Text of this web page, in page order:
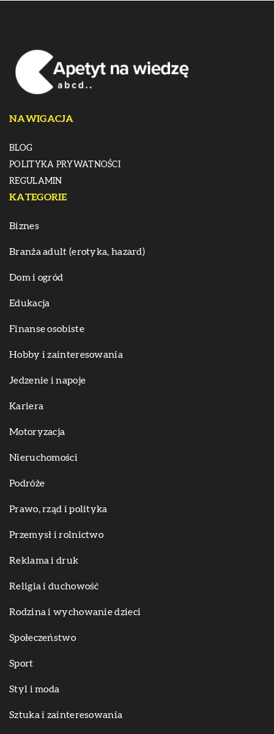
NAWIGACJA
BLOG
POLITYKA PRYWATNOŚCI
REGULAMIN
KATEGORIE
Biznes
Branża adult (erotyka, hazard)
Dom i ogród
Edukacja
Finanse osobiste
Hobby i zainteresowania
Jedzenie i napoje
Kariera
Motoryzacja
Nieruchomości
Podróże
Prawo, rząd i polityka
Przemysł i rolnictwo
Reklama i druk
Religia i duchowość
Rodzina i wychowanie dzieci
Społeczeństwo
Sport
Styl i moda
Sztuka i zainteresowania